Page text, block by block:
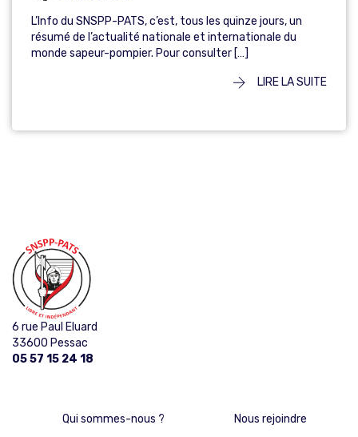
L’Info du SNSPP-PATS, c’est, tous les quinze jours, un
résumé de l’actualité nationale et internationale du
monde sapeur-pompier. Pour consulter […]
LIRE LA SUITE
6 rue Paul Eluard
33600 Pessac
05 57 15 24 18
Qui sommes-nous ? Nous rejoindre